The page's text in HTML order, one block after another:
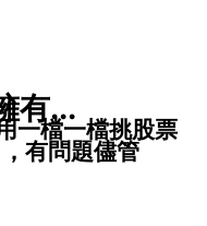
有...
一檔一檔挑股票
有問題儘管